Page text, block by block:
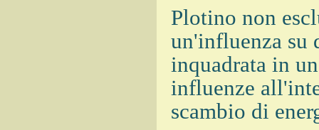
Plotino non
un'influenza su
inquadrata in
influenze
scambio di